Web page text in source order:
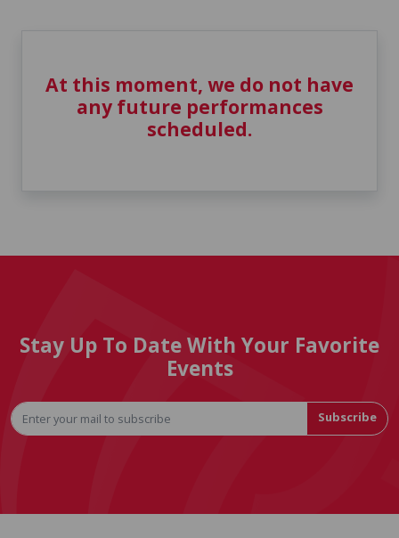
At this moment, we do not have
any future performances
scheduled.
Stay Up To Date With Your Favorite
Events
Subscribe